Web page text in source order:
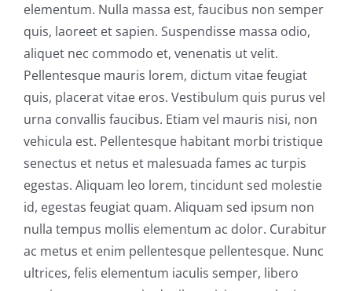
elementum. Nulla massa est, faucibus non semper
quis, laoreet et sapien. Suspendisse massa odio,
aliquet nec commodo et, venenatis ut velit.
Pellentesque mauris lorem, dictum vitae feugiat
quis, placerat vitae eros. Vestibulum quis purus vel
urna convallis faucibus. Etiam vel mauris nisi, non
vehicula est. Pellentesque habitant morbi tristique
senectus et netus et malesuada fames ac turpis
egestas. Aliquam leo lorem, tincidunt sed molestie
id, egestas feugiat quam. Aliquam sed ipsum non
nulla tempus mollis elementum ac dolor. Curabitur
ac metus et enim pellentesque pellentesque. Nunc
ultrices, felis elementum iaculis semper, libero